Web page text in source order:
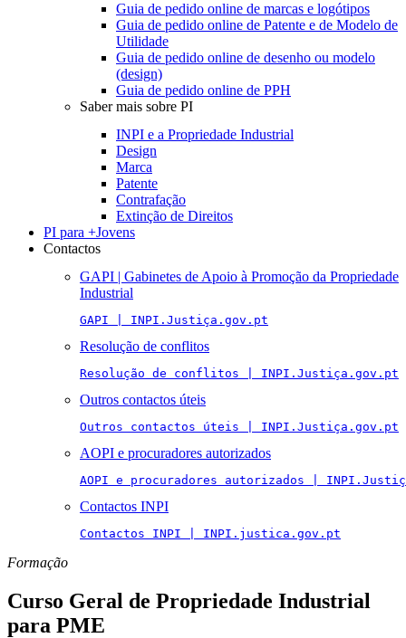
Guia de pedido online de marcas e logótipos
Guia de pedido online de Patente e de Modelo de
Utilidade
Guia de pedido online de desenho ou modelo
(design)
Guia de pedido online de PPH
Saber mais sobre PI
INPI e a Propriedade Industrial
Design
Marca
Patente
Contrafação
Extinção de Direitos
PI para +Jovens
Contactos
GAPI | Gabinetes de Apoio à Promoção da Propriedade
Industrial
GAPI | INPI.Justiça.gov.pt
Resolução de conflitos
Resolução de conflitos | INPI.Justiça.gov.pt
Outros contactos úteis
Outros contactos úteis | INPI.Justiça.gov.pt
AOPI e procuradores autorizados
AOPI e procuradores autorizados |
Contactos INPI
Contactos INPI | INPI.justica.gov.pt
Formação
Curso Geral de Propriedade Industrial
para PME